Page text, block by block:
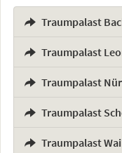
Traumpalast
Traumpalast
Traumpalast
Traumpalast
Traumpalast